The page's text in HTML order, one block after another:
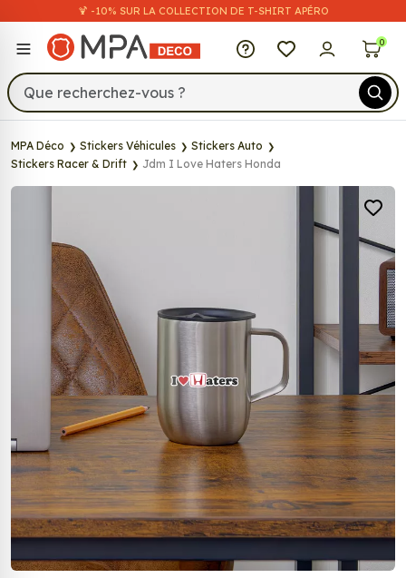
🍹 -10% SUR LA COLLECTION DE T-SHIRT APÉRO
MPA Déco 0
MPA Déco Stickers Véhicules
Stickers Auto
Stickers Racer & Drift
Jdm I Love Haters Honda